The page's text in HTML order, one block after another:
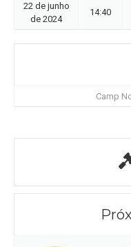
22 de junho
de 2024
14:40
Camp